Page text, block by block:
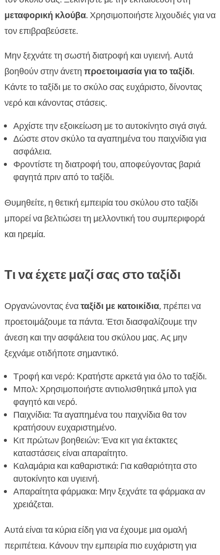
μεταφορική κλούβα. Χρησιμοποιήστε λιχουδιές για να
τον επιβραβεύσετε.
Μην ξεχνάτε τη σωστή διατροφή και υγιεινή. Αυτά
βοηθούν στην άνετη προετοιμασία για το ταξίδι.
Κάντε το ταξίδι με το σκύλο σας ευχάριστο, δίνοντας
νερό και κάνοντας στάσεις.
Αρχίστε την εξοικείωση με το αυτοκίνητο σιγά σιγά.
Δώστε στον σκύλο τα αγαπημένα του παιχνίδια για
ασφάλεια.
Φροντίστε τη διατροφή του, αποφεύγοντας βαριά
φαγητά πριν από το ταξίδι.
Θυμηθείτε, η θετική εμπειρία του σκύλου στο ταξίδι
μπορεί να βελτιώσει τη μελλοντική του συμπεριφορά
και ηρεμία.
Τι να έχετε μαζί σας στο ταξίδι
Οργανώνοντας έναταξίδι με κατοικίδια, πρέπει να
προετοιμάζουμε τα πάντα. Έτσι διασφαλίζουμε την
άνεση και την ασφάλεια του σκύλου μας. Ας μην
ξεχνάμε οτιδήποτε σημαντικό.
Τροφή και νερό: Κρατήστε αρκετά για όλο το ταξίδι.
Μπολ: Χρησιμοποιήστε αντιολισθητικά μπολ για
φαγητό και νερό.
Παιχνίδια: Τα αγαπημένα του παιχνίδια θα τον
κρατήσουν ευχαριστημένο.
Κιτ πρώτων βοηθειών: Ένα κιτ για έκτακτες
καταστάσεις είναι απαραίτητο.
Καλαμάρια και καθαριστικά: Για καθαριότητα στο
αυτοκίνητο και υγιεινή.
Απαραίτητα φάρμακα: Μην ξεχνάτε τα φάρμακα αν
χρειάζεται.
Αυτά είναι τα κύρια είδη για να έχουμε μια ομαλή
περιπέτεια. Κάνουν την εμπειρία πιο ευχάριστη για